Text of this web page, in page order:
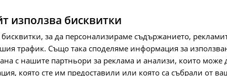
Pandora Обеци Елит
127.13 65.00
Pandora
на
107.57 лв.
използва бисквитки
за да персонализираме съдържанието,
трафик. Също така споделяме информация за
с нашите партньори за реклама и анализи, които може
която сте им предоставили или която са събрали от